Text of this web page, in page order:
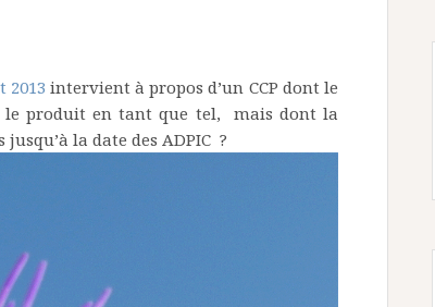
2013 intervient à propos d’un CCP dont le
le produit en tant que tel, mais dont la
la date des ADPIC ?